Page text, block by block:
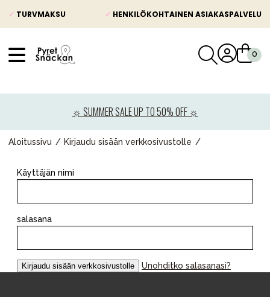
✓ TURVMAKSU ✓ HENKILÖKOHTAINEN ASIAKASPALVELU
☼ SUMMER SALE UP TO 50% OFF ☼
Aloitussivu Kirjaudu sisään verkkosivustolle
Käyttäjän nimi
salasana
Unohditko salasanasi?
Lastenvaunut
Lasten turvaistuimet
Lelut ja pelit
Äiti & Isä
Huonekalut & vuodevaatteet
Tarvikkeet